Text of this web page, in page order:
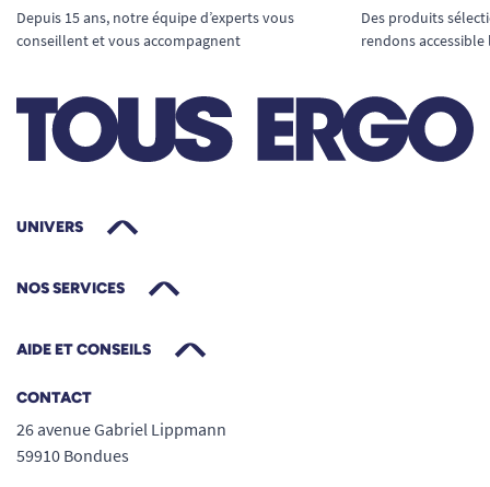
Depuis 15 ans, notre équipe d’experts vous
conseillent et vous accompagnent
Des produits
rendons
UNIVERS
NOS SERVICES
AIDE ET CONSEILS
CONTACT
26 avenue Gabriel Lippmann
59910 Bondues